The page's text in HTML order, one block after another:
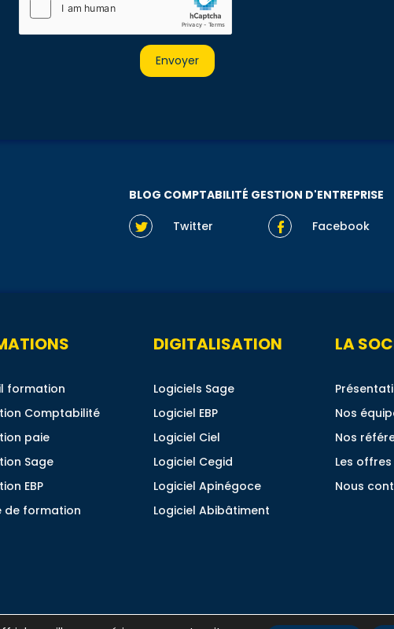
BLOG COMPTABILITÉ GESTION D'ENTREPRISE
Twitter
Facebook
formation
Comptabilité
paie
Sage
EBP
de formation
DIGITALISATION
Logiciels Sage
Logiciel EBP
Logiciel Ciel
Logiciel Cegid
Logiciel Apinégoce
Logiciel Abibâtiment
LA
Nos
Nos
Les
Nous